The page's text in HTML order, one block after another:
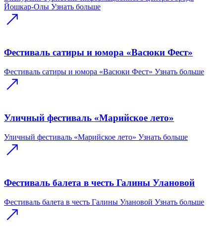
Йошкар-Олы Узнать больше
Фестиваль сатиры и юмора «Васюки Фест»
Фестиваль сатиры и юмора «Васюки Фест» Узнать больше
Уличный фестиваль «Марийское лето»
Уличный фестиваль «Марийское лето» Узнать больше
Фестиваль балета в честь Галины Улановой
Фестиваль балета в честь Галины Улановой Узнать больше